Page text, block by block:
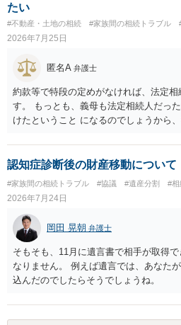
たい
#不動産・土地の相続 #家族間の相続トラブル
2026年7月25日
匿名A 弁護士
約款等で特段の定めがなければ、法定
す。 もっとも、義母も法定相続人だっ
けたということ になるのでしょうから
認知症診断後の財産移動について
#家族間の相続トラブル #協議 #遺産分割 #相
2026年7月24日
岡田 晃朝 弁護士
そもそも、11月に遺言書で相手が取得
なりません。 例えば遺言では、あなた
込んだのでしたらそうでしょうね。